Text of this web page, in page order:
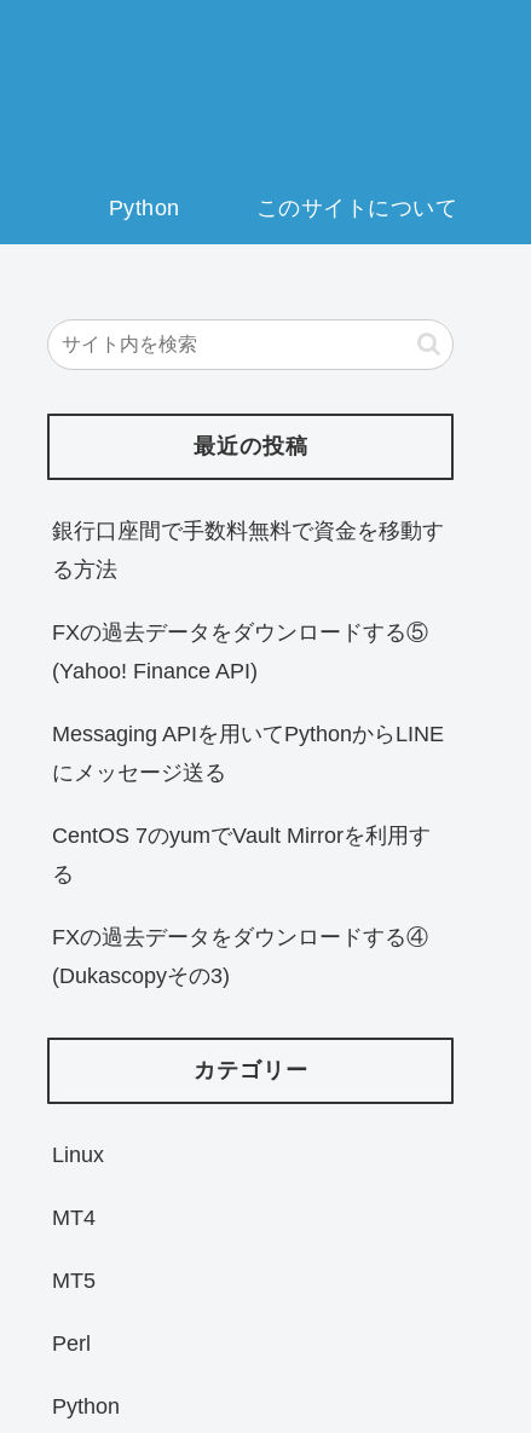
Python このサイトについて
最近の投稿
銀行口座間で手数料無料で資金を移動す
る方法
FXの過去データをダウンロードする⑤
(Yahoo! Finance API)
Messaging APIを用いてPythonからLINE
にメッセージ送る
CentOS 7のyumでVault Mirrorを利用す
る
FXの過去データをダウンロードする④
(Dukascopyその3)
カテゴリー
Linux
MT4
MT5
Perl
Python